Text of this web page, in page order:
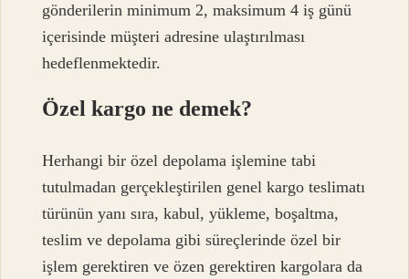
gönderilerin minimum 2, maksimum 4 iş günü
içerisinde müşteri adresine ulaştırılması
hedeflenmektedir.
Özel kargo ne demek?
Herhangi bir özel depolama işlemine tabi
tutulmadan gerçekleştirilen genel kargo teslimatı
türünün yanı sıra, kabul, yükleme, boşaltma,
teslim ve depolama gibi süreçlerinde özel bir
işlem gerektiren ve özen gerektiren kargolara da